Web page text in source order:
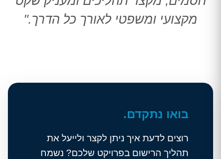
מקצועי ומשפטי לאורך כל הדרך."
בואו נתקדם.
רוצים לדעת איך ניתן לקצר ולייעל את
תהליך הרישום בפרויקט שלכם? נשמח